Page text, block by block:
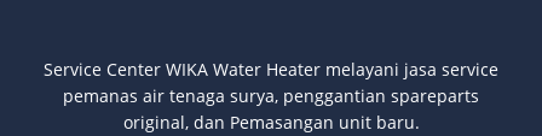
Service Center WIKA Water Heater melayani jasa service
pemanas air tenaga surya, penggantian spareparts
original, dan Pemasangan unit baru.